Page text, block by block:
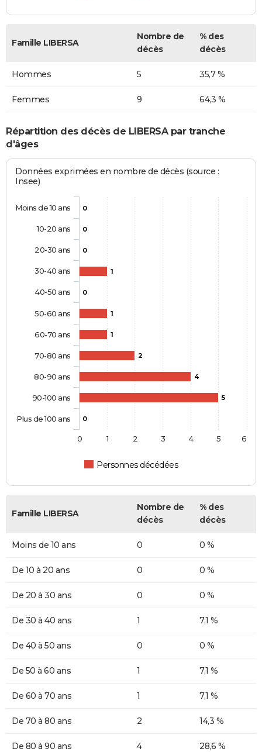
Famille LIBERSA
Nombre de
décès
% des
décès
Hommes 5 35,7 %
Femmes 9 64,3 %
Répartition des décès de LIBERSA par tranche
d'âges
Données exprimées en nombre de décès (source :
Insee)
0
0
0
1
0
1
1
2
4
5
0
Personnes décédées
Moins de 10 ans
10-20 ans
20-30 ans
30-40 ans
40-50 ans
50-60 ans
60-70 ans
70-80 ans
80-90 ans
90-100 ans
Plus de 100 ans
0 1 2 3 4 5 6
Famille LIBERSA
Nombre de
décès
% des
décès
Moins de 10 ans 0 0 %
De 10 à 20 ans 0 0 %
De 20 à 30 ans 0 0 %
De 30 à 40 ans 1 7,1 %
De 40 à 50 ans 0 0 %
De 50 à 60 ans 1 7,1 %
De 60 à 70 ans 1 7,1 %
De 70 à 80 ans 2 14,3 %
De 80 à 90 ans 4 28,6 %